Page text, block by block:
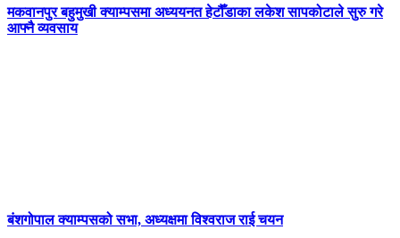
मकवानपुर बहुमुखी क्याम्पसमा अध्ययनत हेटौँडाका लकेश सापकोटाले सुरु गरे
आफ्नै व्यवसाय
बंशगोपाल क्याम्पसको सभा, अध्यक्षमा विश्वराज राई चयन